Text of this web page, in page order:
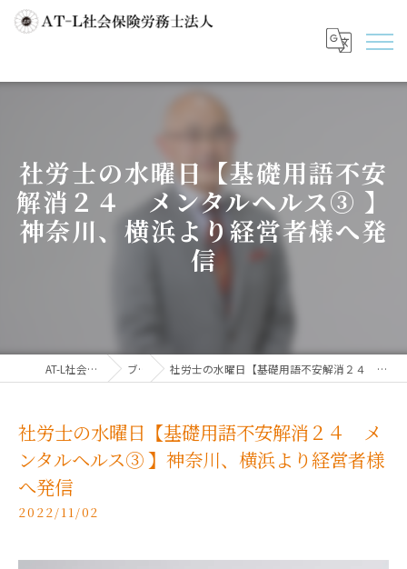
社労士の水曜日【基礎用語不安
解消２４ メンタルヘルス③ 】
神奈川、横浜より経営者様へ発
信
AT-L社会保険労務士法人 ブログ 社労士の水曜日【基礎用語不安解消２４ メンタルヘルス③ 】神奈川、横浜より経営者様へ発信
社労士の水曜日【基礎用語不安解消２４ メ
ンタルヘルス③ 】神奈川、横浜より経営者様
へ発信
2022/11/02